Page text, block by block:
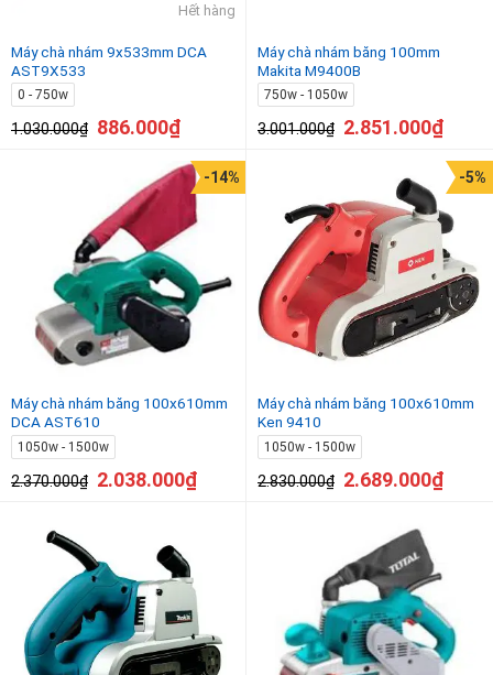
Hết hàng
Máy chà nhám 9x533mm DCA
AST9X533
0 - 750w
1.030.000₫ 886.000₫
Máy chà nhám băng 100mm
Makita M9400B
750w - 1050w
3.001.000₫ 2.851.000₫
Máy chà nhám băng 100x610mm
DCA AST610
1050w - 1500w
2.370.000₫
-14%
2.038.000₫
Máy chà nhám băng 100x610mm
Ken 9410
1050w - 1500w
2.830.000₫
-5%
2.689.000₫